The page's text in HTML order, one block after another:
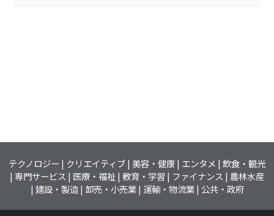
テクノロジー クリエイティブ 美容・健康 エンタメ 飲食・観光
専門サービス
医療・福祉 教育・学習 ファイナンス
農林水産
建設・製造 卸売・小売業 運輸・物流業 公共・政府